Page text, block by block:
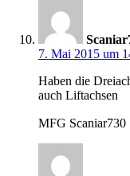
7. Mai 2015 um
Haben die
auch Liftachsen
MFG Scaniar730